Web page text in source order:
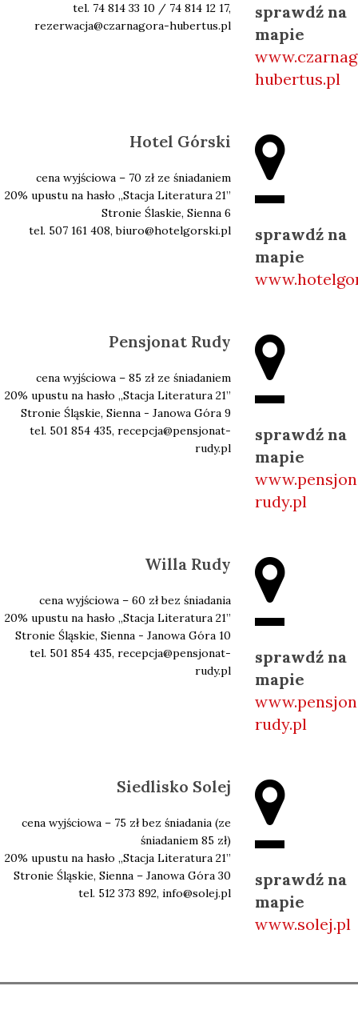
tel. 74 814 33 10 / 74 814 12 17,
rezerwacja@czarnagora-hubertus.pl
sprawdź na
mapie
hubertus.pl
Hotel Górski
cena wyjściowa – 70 zł ze śniadaniem
20% upustu na hasło ,,Stacja Literatura 21’’
Stronie Ślaskie, Sienna 6
tel. 507 161 408, biuro@hotelgorski.pl
sprawdź na
mapie
Pensjonat Rudy
cena wyjściowa – 85 zł ze śniadaniem
20% upustu na hasło ,,Stacja Literatura 21’’
Stronie Śląskie, Sienna - Janowa Góra 9
tel. 501 854 435, recepcja@pensjonat-
rudy.pl
sprawdź na
mapie
rudy.pl
Willa Rudy
cena wyjściowa – 60 zł bez śniadania
20% upustu na hasło ,,Stacja Literatura 21’’
Stronie Śląskie, Sienna - Janowa Góra 10
tel. 501 854 435, recepcja@pensjonat-
rudy.pl
sprawdź na
mapie
rudy.pl
Siedlisko Solej
cena wyjściowa – 75 zł bez śniadania (ze
śniadaniem 85 zł)
20% upustu na hasło ,,Stacja Literatura 21’’
Stronie Śląskie, Sienna – Janowa Góra 30
tel. 512 373 892, info@solej.pl
sprawdź na
mapie
www.solej.pl